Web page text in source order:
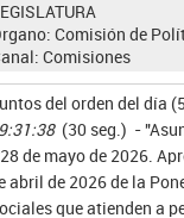
Comisión de
Comisiones
del orden del día
(30 seg.) -
de mayo de 2026.
abril de 2026 de la
que atienden a